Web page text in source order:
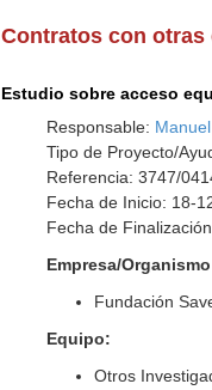
Contratos con otras
Estudio sobre acceso
Responsable:
Tipo de Proyecto/
Referencia: 3747/
Fecha de Inicio: 18-
Fecha de
Empresa/
Fundación
Equipo:
Otros